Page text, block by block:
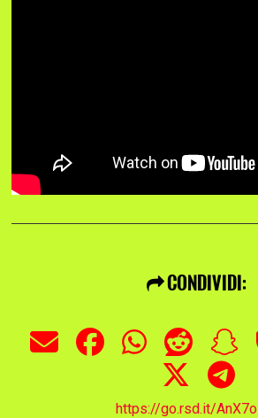
CONDIVIDI:
https://go.rsd.it/AnX7o